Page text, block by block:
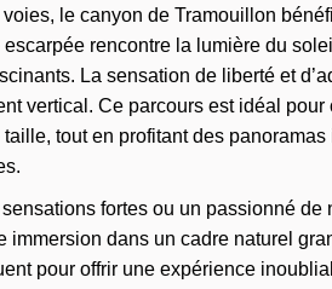
le canyon de Tramouillon
rencontre la lumière du
La sensation de liberté et
vertical. Ce parcours est idéal pour
tout en profitant des
fortes ou un passionné de
immersion dans un cadre naturel
pour offrir une expérience